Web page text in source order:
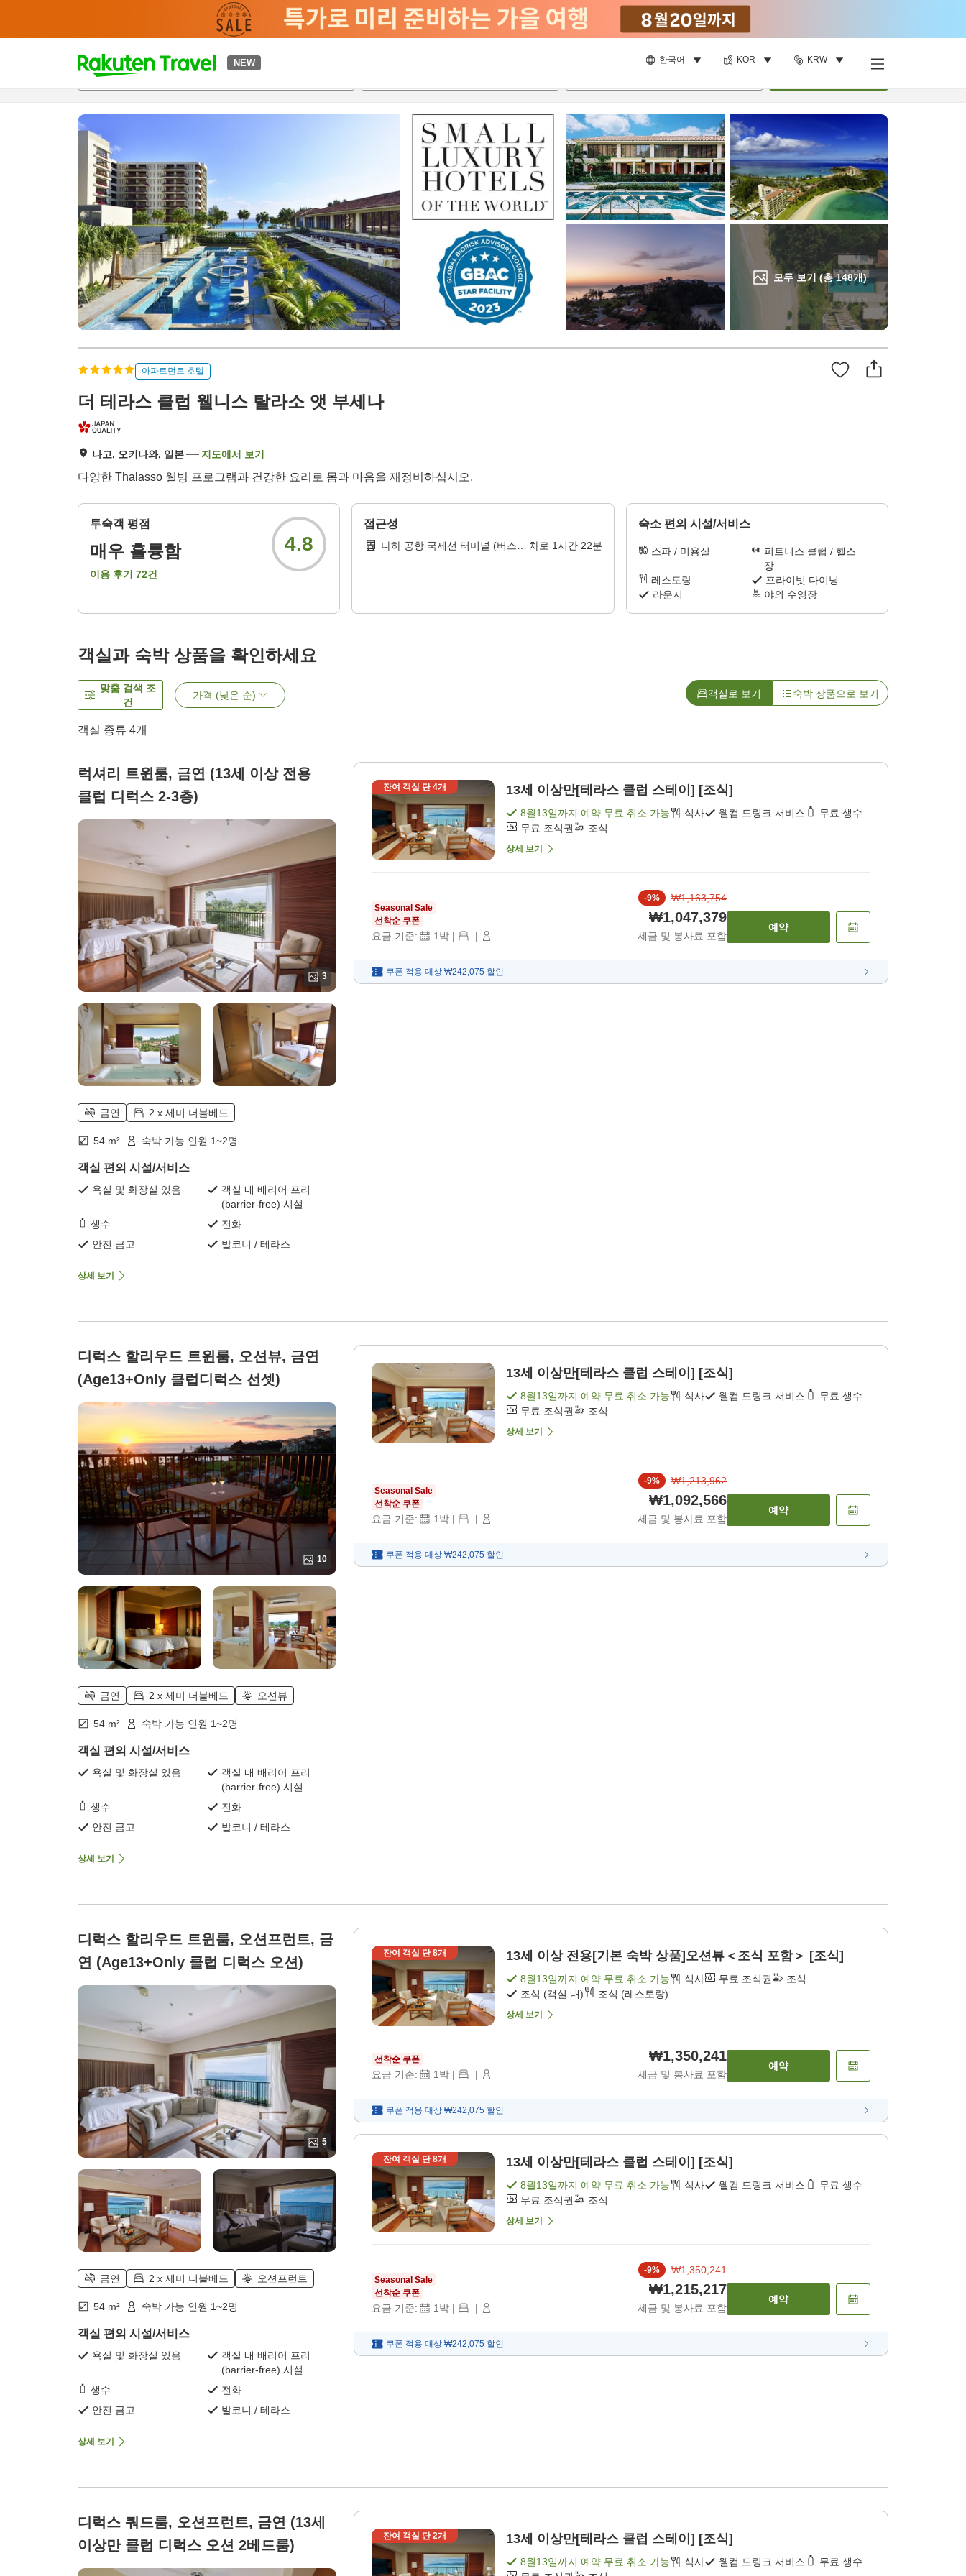
NEW 한국어 KOR KRW
t
p
a
g
a
r
c
h
모두 보기 (총148개)
개요객실 & 숙박 상품이용 후기 하이라이트
아파트먼트 호텔
더 테라스 클럽 웰니스 탈라소 앳 부세나
나고, 오키나와, 일본 지도에서 보기
다양한 Thalasso 웰빙 프로그램과 건강한 요리로 몸과 마음을 재정비하십시오.
투숙객 평점
매우 훌륭함
이용 후기 72건
4.8
접근성
나하 공항 국제선 터미널 (버스
차로 1시간 22분
숙소 편의 시설/서비스
스파 / 미용실
피트니스 클럽 / 헬스
장
레스토랑
프라이빗 다이닝
라운지
야외 수영장
객실과 숙박 상품을 확인하세요
맞춤 검색 조
건
가격 (낮은 순) 객실로 보기 숙박 상품으로 보기
객실 종류 4개
럭셔리 트윈룸, 금연 (13세 이상 전용
클럽 디럭스 2-3층)
3
금연 2 x 세미 더블베드
54 m² 숙박 가능 인원 1~2명
객실 편의 시설/서비스
욕실 및 화장실 있음
객실 내 배리어 프리
(barrier-free) 시설
생수
전화
안전 금고
발코니 / 테라스
상세 보기
잔여 객실 단4개 13세 이상만[테라스 클럽 스테이] [조식]
8월13일까지 예약 무료 취소 가능 식사 웰컴 드링크 서비스
무료 생수
무료 조식권
조식
상세 보기
Seasonal Sale
선착순 쿠폰
요금 기준: 1박 | |
-9% ₩1,163,754
₩1,047,379
세금 및 봉사료 포함
예약
쿠폰 적용 대상 ₩242,075 할인
디럭스 할리우드 트윈룸, 오션뷰, 금연
(Age13+Only 클럽디럭스 선셋)
10
금연 2 x 세미 더블베드 오션뷰
54 m² 숙박 가능 인원 1~2명
객실 편의 시설/서비스
욕실 및 화장실 있음
객실 내 배리어 프리
(barrier-free) 시설
생수
전화
안전 금고
발코니 / 테라스
상세 보기
13세 이상만[테라스 클럽 스테이] [조식]
8월13일까지 예약 무료 취소 가능 식사 웰컴 드링크 서비스
무료 생수
무료 조식권
조식
상세 보기
Seasonal Sale
선착순 쿠폰
요금 기준: 1 박 | |
-9% ₩1,213,962
₩1,092,566
세금 및 봉사료 포함
예약
쿠폰 적용 대상 ₩242,075 할인
디럭스 할리우드 트윈룸, 오션프런트, 금
연 (Age13+Only 클럽 디럭스 오션)
5
금연 2 x 세미 더블베드 오션프런트
54 m² 숙박 가능 인원 1~2명
객실 편의 시설/서비스
욕실 및 화장실 있음
객실 내 배리어 프리
(barrier-free) 시설
생수
전화
안전 금고
발코니 / 테라스
상세 보기
잔여 객실 단8개 13세 이상 전용[기본 숙박 상품]오션뷰＜조식 포함＞ [조식]
8월13일까지 예약 무료 취소 가능 식사 무료 조식권
조식
조식 (객실 내)
조식 (레스토랑)
상세 보기
선착순 쿠폰
요금 기준: 1 박 | |
₩1,350,241
세금 및 봉사료 포함
예약
쿠폰 적용 대상 ₩242,075 할인
잔여 객실 단8개 13세 이상만[테라스 클럽 스테이] [조식]
8월13일까지 예약 무료 취소 가능 식사 웰컴 드링크 서비스
무료 생수
무료 조식권
조식
상세 보기
Seasonal Sale
선착순 쿠폰
요금 기준: 1 박 | |
-9% ₩1,350,241
₩1,215,217
세금 및 봉사료 포함
예약
쿠폰 적용 대상 ₩242,075 할인
디럭스 쿼드룸, 오션프런트, 금연 (13세
이상만 클럽 디럭스 오션 2베드룸)
잔여 객실 단2개 13세 이상만[테라스 클럽 스테이] [조식]
8월13일까지 예약 무료 취소 가능 식사 웰컴 드링크 서비스
무료 생수